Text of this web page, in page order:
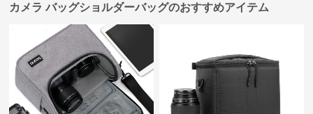
カメラ バッグショルダーバッグのおすすめアイテム